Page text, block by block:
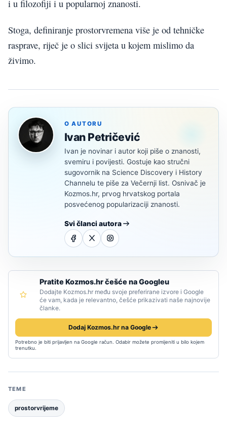
i u filozofiji i u popularnoj znanosti.
Stoga, definiranje prostorvremena više je od tehničke
rasprave, riječ je o slici svijeta u kojem mislimo da
živimo.
O AUTORU
Ivan Petričević
Ivan je novinar i autor koji piše o znanosti,
svemiru i povijesti. Gostuje kao stručni
sugovornik na Science Discovery i History
Channelu te piše za Večernji list. Osnivač je
Kozmos.hr, prvog hrvatskog portala
posvećenog popularizaciji znanosti.
Svi članci autora
Pratite Kozmos.hr češće na Googleu
Dodajte Kozmos.hr među svoje preferirane izvore i Google
će vam, kada je relevantno, češće prikazivati naše najnovije
članke.
Dodaj Kozmos.hr na Google
Potrebno je biti prijavljen na Google račun. Odabir možete promijeniti u bilo kojem
trenutku.
TEME
prostorvrijeme